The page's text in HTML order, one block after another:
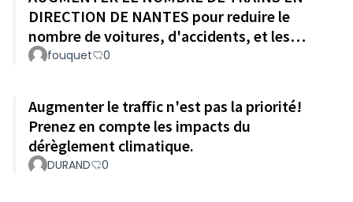
DIRECTION DE NANTES pour reduire le
nombre de voitures, d'accidents, et les
embouteillages
fouquet 0
Augmenter le traffic n'est pas la priorité!
Prenez en compte les impacts du
dérèglement climatique.
DURAND 0